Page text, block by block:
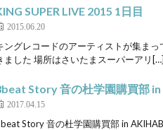
SUPER LIVE 2015 1日目
2015.06.20
ングレコードのアーティストが集ま
ました 場所はさいたまスーパーアリ[…]
Story 音の杜学園購買部
2017.04.15
Story 音の杜学園購買部 in